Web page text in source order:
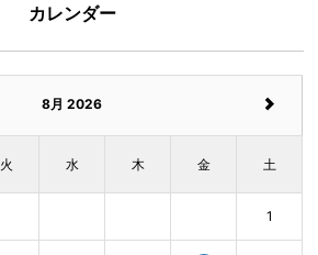
カレンダー
8月 2026
火 水 木 金 土
1